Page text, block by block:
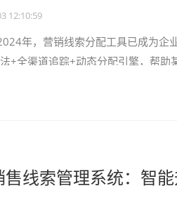
12:10:59
年，营销线索分配工具已成为企
+全渠道追踪+动态分配引擎，帮助
升47
线索管理系统：智